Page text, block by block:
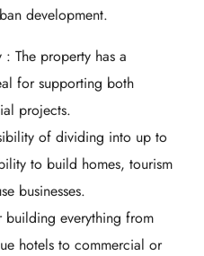
development.
: The property has a
for supporting both
projects.
of dividing into up to
to build homes, tourism
businesses.
building everything from
hotels to commercial or